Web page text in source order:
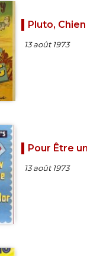
Pluto,
13 août 1973
Pour Être
13 août 1973